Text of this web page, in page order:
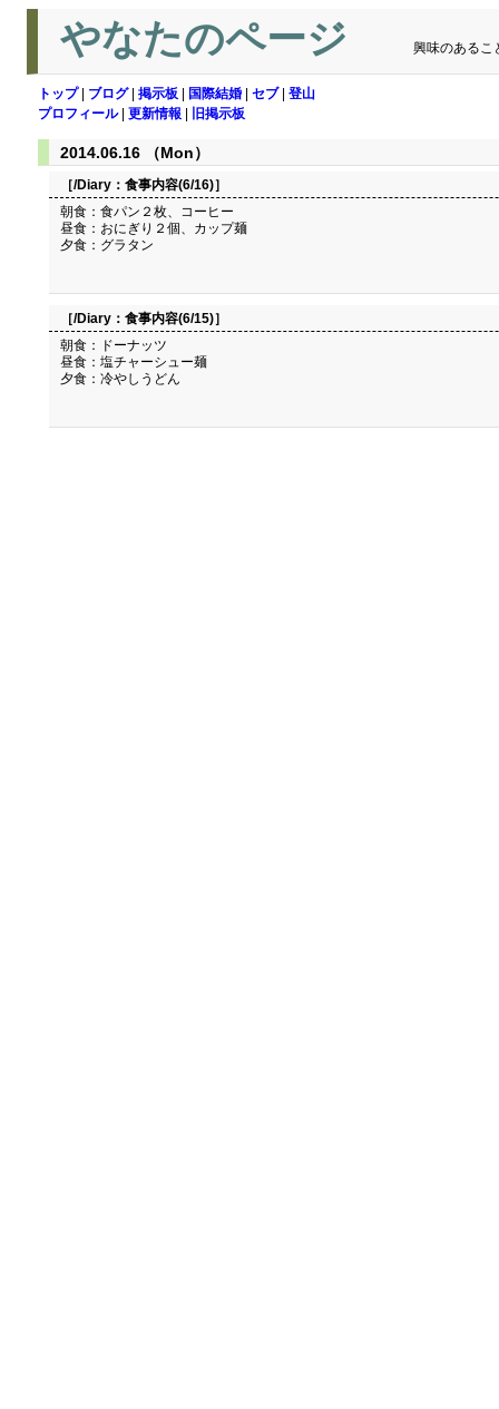
やなたのページ 興味のあるこ
トップ| ブログ| 掲示板 国際結婚 セブ| 登山
プロフィール| 更新情報 旧掲示板
2014.06.16 （Mon）
［/Diary： 食事内容(6/16)］
朝食：食パン２枚、コーヒー
昼食：おにぎり２個、カップ麺
夕食：グラタン
［/Diary： 食事内容(6/15)］
朝食：ドーナッツ
昼食：塩チャーシュー麺
夕食：冷やしうどん